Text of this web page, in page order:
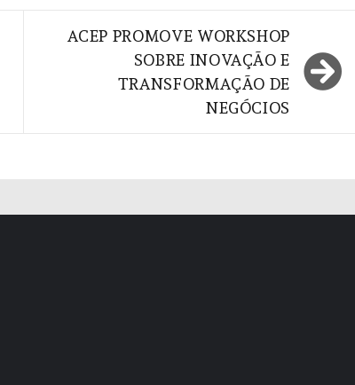
ACEP PROMOVE WORKSHOP
SOBRE INOVAÇÃO E
TRANSFORMAÇÃO DE
NEGÓCIOS